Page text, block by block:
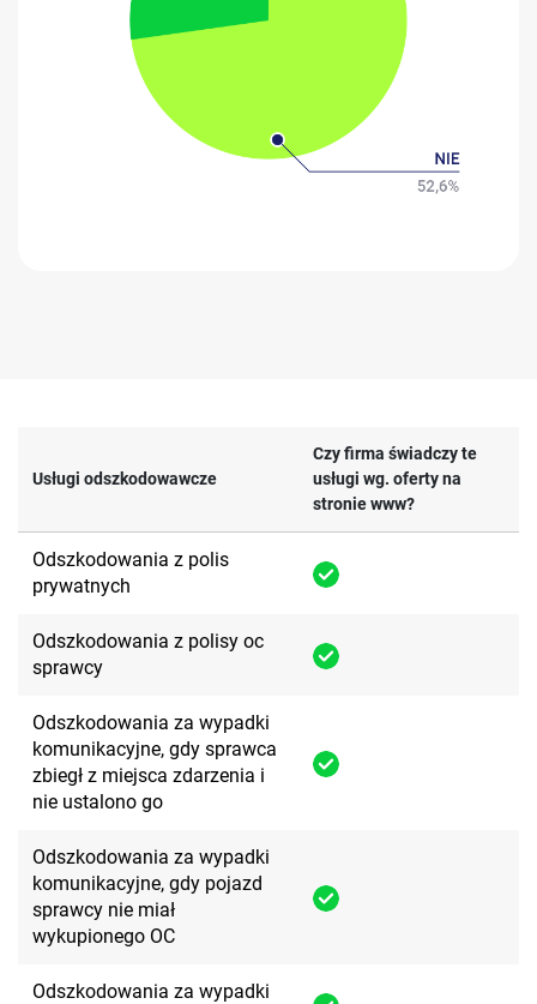
Usługi odszkodowawcze
Czy firma świadczy te
usługi wg. oferty na
stronie www?
Odszkodowania z polis
prywatnych
Odszkodowania z polisy oc
sprawcy
Odszkodowania za wypadki
komunikacyjne, gdy sprawca
zbiegł z miejsca zdarzenia i
nie ustalono go
Odszkodowania za wypadki
komunikacyjne, gdy pojazd
sprawcy nie miał
wykupionego OC
Odszkodowania za wypadki